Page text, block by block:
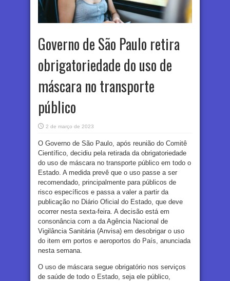
Governo de São Paulo retira
obrigatoriedade do uso de
máscara no transporte
público
2 de março de 2023
O Governo de São Paulo, após reunião do Comitê
Científico, decidiu pela retirada da obrigatoriedade
do uso de máscara no transporte público em todo o
Estado. A medida prevê que o uso passe a ser
recomendado, principalmente para públicos de
risco específicos e passa a valer a partir da
publicação no Diário Oficial do Estado, que deve
ocorrer nesta sexta-feira. A decisão está em
consonância com a da Agência Nacional de
Vigilância Sanitária (Anvisa) em desobrigar o uso
do item em portos e aeroportos do País, anunciada
nesta semana.
O uso de máscara segue obrigatório nos serviços
de saúde de todo o Estado, seja ele público,